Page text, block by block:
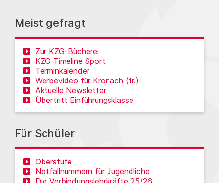
Meist gefragt
Zur KZG-Bücherei
KZG Timeline Sport
Terminkalender
Werbevideo für Kronach (fr.)
Aktuelle Newsletter
Übertritt Einführungsklasse
Für Schüler
Oberstufe
Notfallnummern für Jugendliche